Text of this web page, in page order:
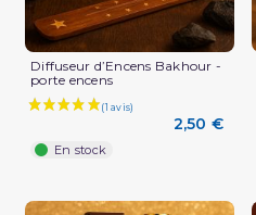
Diffuseur d’Encens Bakhour -
porte encens
2,50 €
En stock